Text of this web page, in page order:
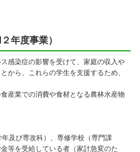
年度事業）
感染症の影響を受けて、家庭の収入や
から、これらの学生を支援するため、
産業での消費や食材となる農林水産物
及び専攻科）、専修学校（専門課
等を受給している者（家計急変のた